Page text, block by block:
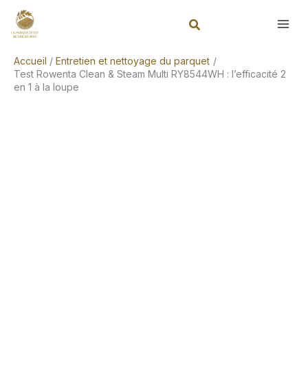
Accueil
Entretien et nettoyage du parquet
Test Rowenta Clean & Steam Multi RY8544WH : l’efficacité 2
en 1 à la loupe
Rechercher